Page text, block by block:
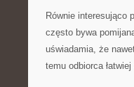
Równie interesująco
często bywa
uświadamia, że
temu odbiorca